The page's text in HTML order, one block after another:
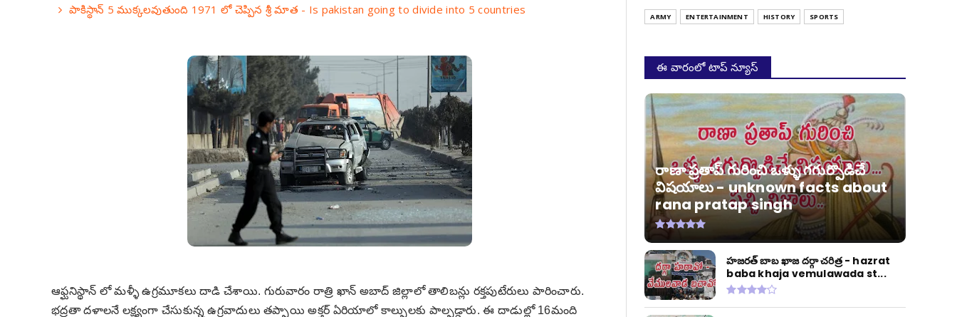
పాకిస్థాన్ 5 ముక్కలవుతుంది 1971 లో చెప్పిన శ్రీ మాత - Is pakistan going to divide into 5 countries
ఆఫ్ఘనిస్థాన్ లో మళ్ళీ ఉగ్రమూకలు దాడి చేశాయి. గురువారం రాత్రి ఖాన్ అబాద్ జిల్లాలో తాలిబన్లు రక్తపుటేరులు పారించారు.
భద్రతా దళాలనే లక్ష్యంగా చేసుకున్న ఉగ్రవాదులు తప్పాయి అక్తర్ ఏరియాలో కాల్పులకు పాల్పడ్డారు. ఈ దాడుల్లో 16మంది
ARMY ENTERTAINMENT HISTORY SPORTS
ఈ వారంలో టాప్ న్యూస్
రాణా ప్రతాప్ గురించి ఒళ్ళు గగుర్పొడిచే
విషయాలు - unknown facts about
rana pratap singh
హజరత్ బాబ ఖాజ దర్గా చరిత్ర - hazrat
baba khaja vemulawada st...